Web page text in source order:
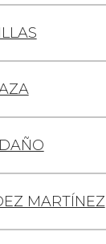
MARTÍNEZ